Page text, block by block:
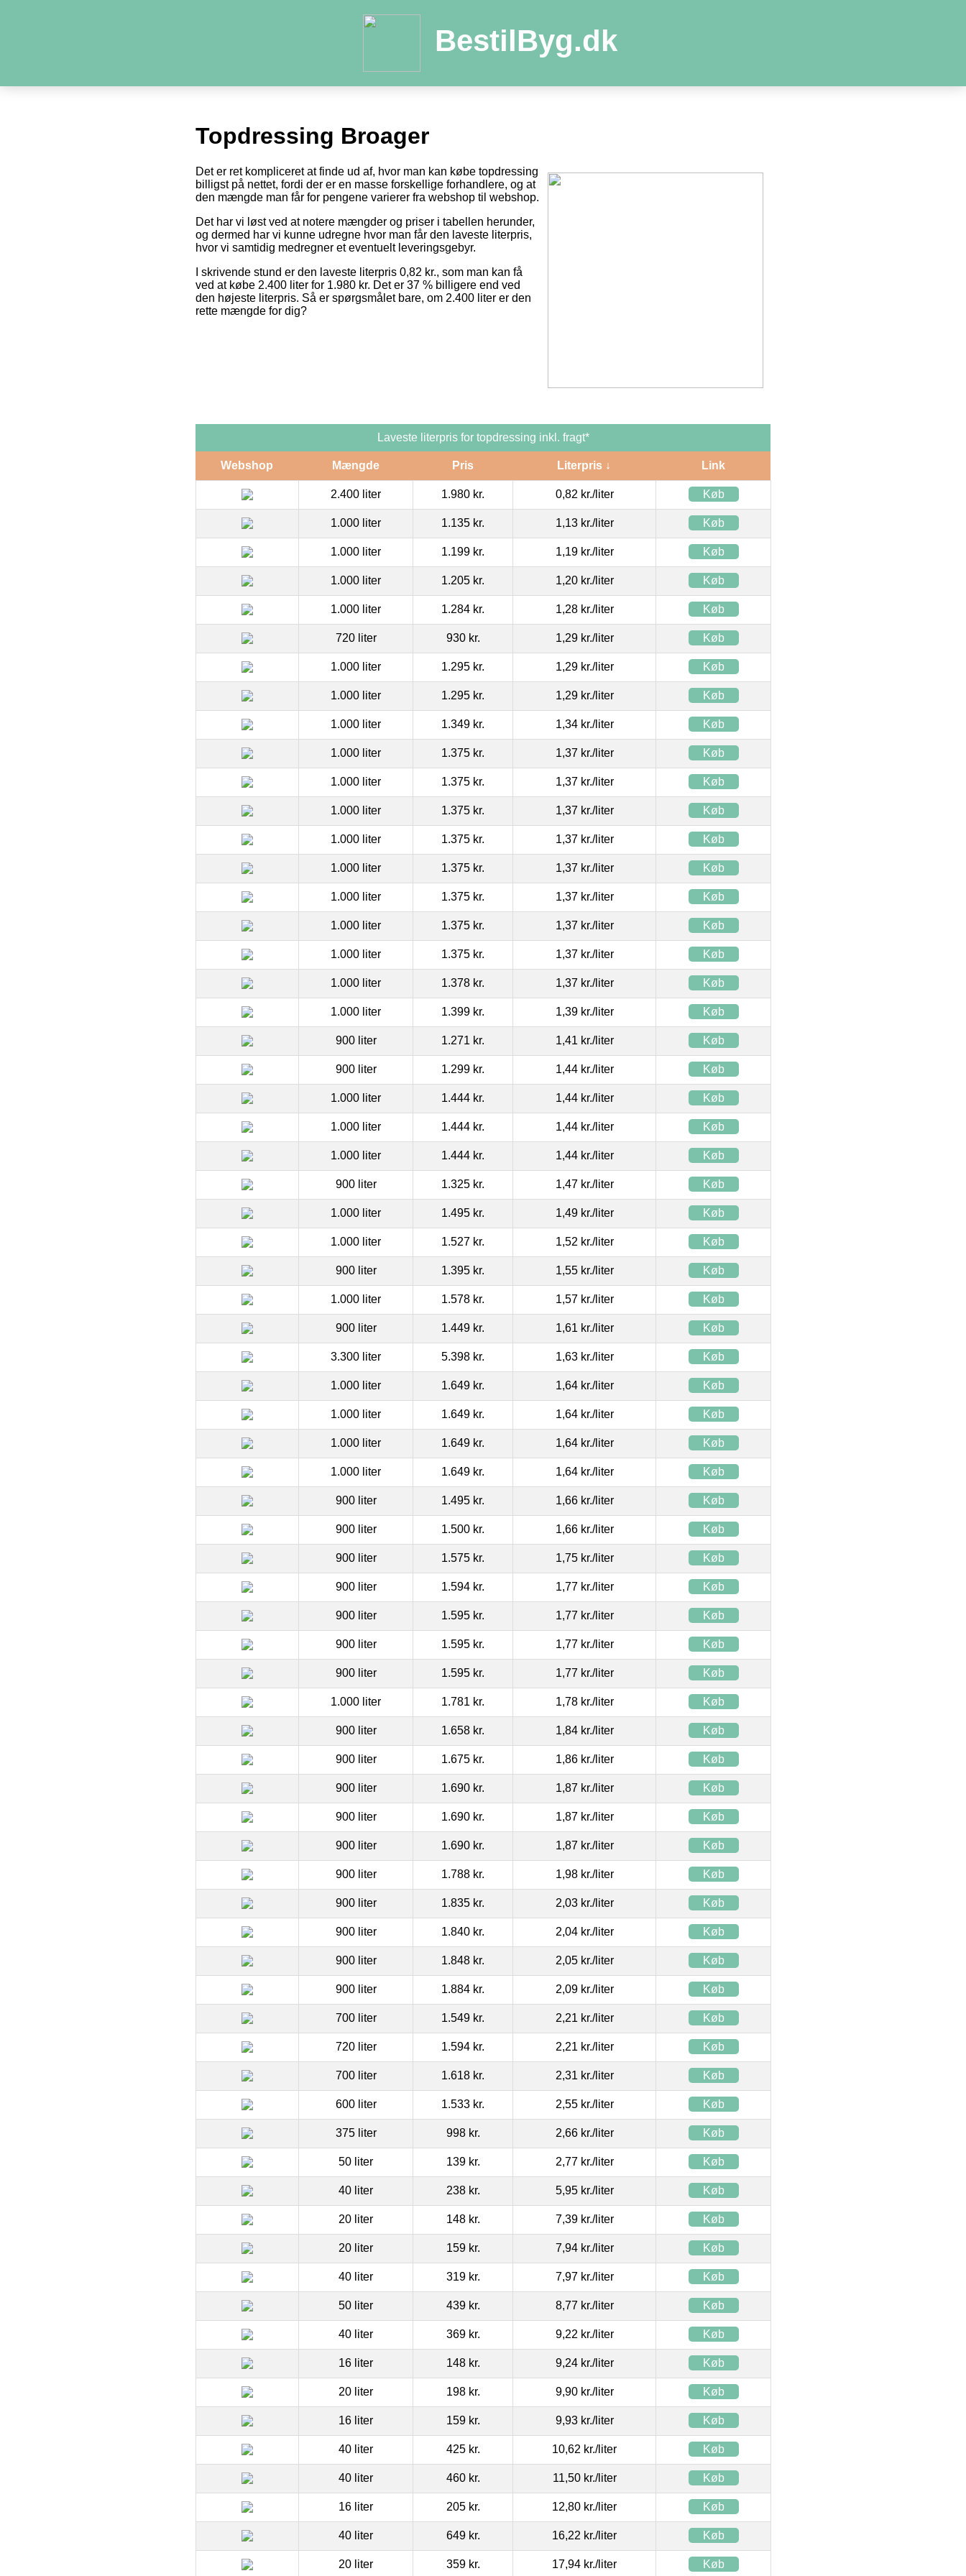
BestilByg.dk
Topdressing Broager
Det er ret kompliceret at finde ud af, hvor man kan købe topdressing
billigst på nettet, fordi der er en masse forskellige forhandlere, og at
den mængde man får for pengene varierer fra webshop til webshop.
Det har vi løst ved at notere mængder og priser i tabellen herunder,
og dermed har vi kunne udregne hvor man får den laveste literpris,
hvor vi samtidig medregner et eventuelt leveringsgebyr.
I skrivende stund er den laveste literpris 0,82 kr., som man kan få
ved at købe 2.400 liter for 1.980 kr. Det er 37 % billigere end ved
den højeste literpris. Så er spørgsmålet bare, om 2.400 liter er den
rette mængde for dig?
Laveste literpris for topdressing inkl. fragt*
Webshop Mængde Pris Literpris ↓ Link
2.400 liter 1.980 kr. 0,82 kr./liter Køb
1.000 liter 1.135 kr. 1,13 kr./liter Køb
1.000 liter 1.199 kr. 1,19 kr./liter Køb
1.000 liter 1.205 kr. 1,20 kr./liter Køb
1.000 liter 1.284 kr. 1,28 kr./liter Køb
720 liter 930 kr. 1,29 kr./liter Køb
1.000 liter 1.295 kr. 1,29 kr./liter Køb
1.000 liter 1.295 kr. 1,29 kr./liter Køb
1.000 liter 1.349 kr. 1,34 kr./liter Køb
1.000 liter 1.375 kr. 1,37 kr./liter Køb
1.000 liter 1.375 kr. 1,37 kr./liter Køb
1.000 liter 1.375 kr. 1,37 kr./liter Køb
1.000 liter 1.375 kr. 1,37 kr./liter Køb
1.000 liter 1.375 kr. 1,37 kr./liter Køb
1.000 liter 1.375 kr. 1,37 kr./liter Køb
1.000 liter 1.375 kr. 1,37 kr./liter Køb
1.000 liter 1.375 kr. 1,37 kr./liter Køb
1.000 liter 1.378 kr. 1,37 kr./liter Køb
1.000 liter 1.399 kr. 1,39 kr./liter Køb
900 liter 1.271 kr. 1,41 kr./liter Køb
900 liter 1.299 kr. 1,44 kr./liter Køb
1.000 liter 1.444 kr. 1,44 kr./liter Køb
1.000 liter 1.444 kr. 1,44 kr./liter Køb
1.000 liter 1.444 kr. 1,44 kr./liter Køb
900 liter 1.325 kr. 1,47 kr./liter Køb
1.000 liter 1.495 kr. 1,49 kr./liter Køb
1.000 liter 1.527 kr. 1,52 kr./liter Køb
900 liter 1.395 kr. 1,55 kr./liter Køb
1.000 liter 1.578 kr. 1,57 kr./liter Køb
900 liter 1.449 kr. 1,61 kr./liter Køb
3.300 liter 5.398 kr. 1,63 kr./liter Køb
1.000 liter 1.649 kr. 1,64 kr./liter Køb
1.000 liter 1.649 kr. 1,64 kr./liter Køb
1.000 liter 1.649 kr. 1,64 kr./liter Køb
1.000 liter 1.649 kr. 1,64 kr./liter Køb
900 liter 1.495 kr. 1,66 kr./liter Køb
900 liter 1.500 kr. 1,66 kr./liter Køb
900 liter 1.575 kr. 1,75 kr./liter Køb
900 liter 1.594 kr. 1,77 kr./liter Køb
900 liter 1.595 kr. 1,77 kr./liter Køb
900 liter 1.595 kr. 1,77 kr./liter Køb
900 liter 1.595 kr. 1,77 kr./liter Køb
1.000 liter 1.781 kr. 1,78 kr./liter Køb
900 liter 1.658 kr. 1,84 kr./liter Køb
900 liter 1.675 kr. 1,86 kr./liter Køb
900 liter 1.690 kr. 1,87 kr./liter Køb
900 liter 1.690 kr. 1,87 kr./liter Køb
900 liter 1.690 kr. 1,87 kr./liter Køb
900 liter 1.788 kr. 1,98 kr./liter Køb
900 liter 1.835 kr. 2,03 kr./liter Køb
900 liter 1.840 kr. 2,04 kr./liter Køb
900 liter 1.848 kr. 2,05 kr./liter Køb
900 liter 1.884 kr. 2,09 kr./liter Køb
700 liter 1.549 kr. 2,21 kr./liter Køb
720 liter 1.594 kr. 2,21 kr./liter Køb
700 liter 1.618 kr. 2,31 kr./liter Køb
600 liter 1.533 kr. 2,55 kr./liter Køb
375 liter 998 kr. 2,66 kr./liter Køb
50 liter 139 kr. 2,77 kr./liter Køb
40 liter 238 kr. 5,95 kr./liter Køb
20 liter 148 kr. 7,39 kr./liter Køb
20 liter 159 kr. 7,94 kr./liter Køb
40 liter 319 kr. 7,97 kr./liter Køb
50 liter 439 kr. 8,77 kr./liter Køb
40 liter 369 kr. 9,22 kr./liter Køb
16 liter 148 kr. 9,24 kr./liter Køb
20 liter 198 kr. 9,90 kr./liter Køb
16 liter 159 kr. 9,93 kr./liter Køb
40 liter 425 kr. 10,62 kr./liter Køb
40 liter 460 kr. 11,50 kr./liter Køb
16 liter 205 kr. 12,80 kr./liter Køb
40 liter 649 kr. 16,22 kr./liter Køb
20 liter 359 kr. 17,94 kr./liter Køb